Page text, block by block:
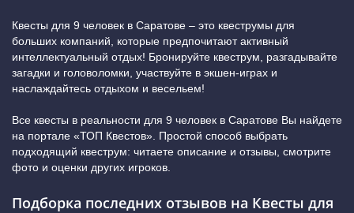
Квесты для 9 человек в Саратове – это квеструмы для
больших компаний, которые предпочитают активный
интеллектуальный отдых! Бронируйте квеструм, разгадывайте
загадки и головоломки, участвуйте в экшен-играх и
наслаждайтесь отдыхом и весельем!
Все квесты в реальности для 9 человек в Саратове Вы найдете
на портале «ТОП Квестов». Простой способ выбрать
подходящий квеструм: читаете описание и отзывы, смотрите
фото и оценки других игроков.
Подборка последних отзывов на Квесты для